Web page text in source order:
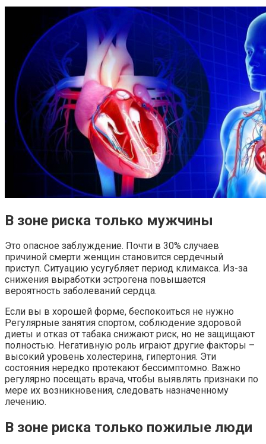
В зоне риска только мужчины
Это опасное заблуждение. Почти в 30% случаев
причиной смерти женщин становится сердечный
приступ. Ситуацию усугубляет период климакса. Из-за
снижения выработки эстрогена повышается
вероятность заболеваний сердца.
Если вы в хорошей форме, беспокоиться не нужно
Регулярные занятия спортом, соблюдение здоровой
диеты и отказ от табака снижают риск, но не защищают
полностью. Негативную роль играют другие факторы –
высокий уровень холестерина, гипертония. Эти
состояния нередко протекают бессимптомно. Важно
регулярно посещать врача, чтобы выявлять признаки по
мере их возникновения, следовать назначенному
лечению.
В зоне риска только пожилые люди